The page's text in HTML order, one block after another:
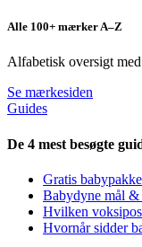
Alle 100+ mærker A–Z
Alfabetisk oversigt
Se mærkesiden
Guides
De 4 mest besøgte
Gratis
Babydyne mål &
Hvilken
Hvornår sidder